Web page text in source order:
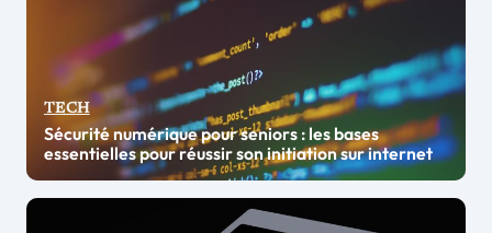
TECH
Sécurité numérique pour seniors : les bases
essentielles pour réussir son initiation sur internet